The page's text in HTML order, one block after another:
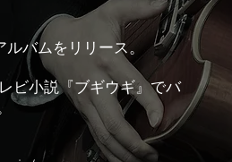
バムをリリース。
ビ小説『ブギウギ』でバ